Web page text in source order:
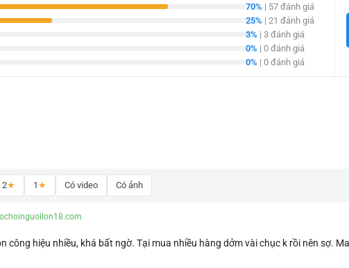
70% | 57 đánh giá
25% | 21 đánh giá
3% | 3 đánh giá
0% | 0 đánh giá
0% | 0 đánh giá
2★ 1 ★ Có video Có ảnh
công hiệu nhiều, khá bất ngờ. Tại mua nhiều hàng dởm vài chục k rồi nên sợ.